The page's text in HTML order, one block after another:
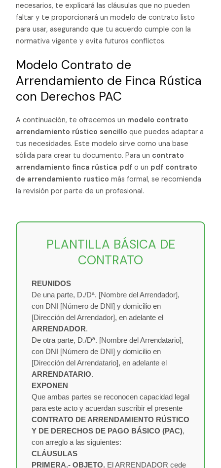
necesarios, te explicará las cláusulas que no pueden
faltar y te proporcionará un modelo de contrato listo
para usar, asegurando que tu acuerdo cumple con la
normativa vigente y evita futuros conflictos.
Modelo Contrato de
Arrendamiento de Finca Rústica
con Derechos PAC
A continuación, te ofrecemos un modelo contrato
arrendamiento rústico sencillo que puedes adaptar a
tus necesidades. Este modelo sirve como una base
sólida para crear tu documento. Para un contrato
arrendamiento finca rústica pdf o un pdf contrato
de arrendamiento rustico más formal, se recomienda
la revisión por parte de un profesional.
PLANTILLA BÁSICA DE
CONTRATO
REUNIDOS
De una parte, D./Dª. [Nombre del Arrendador],
con DNI
[Número de DNI] y domicilio en
[Dirección del Arrendador], en adelante el
ARRENDADOR.
De otra parte, D./Dª. [Nombre del Arrendatario],
con DNI
[Número de DNI] y domicilio en
[Dirección del Arrendatario], en adelante el
ARRENDATARIO.
EXPONEN
Que ambas partes se reconocen capacidad legal
para este acto y acuerdan suscribir el presente
CONTRATO DE ARRENDAMIENTO RÚSTICO
Y DE DERECHOS DE PAGO BÁSICO (PAC),
con arreglo a las siguientes:
CLÁUSULAS
PRIMERA.- OBJETO.El ARRENDADOR cede